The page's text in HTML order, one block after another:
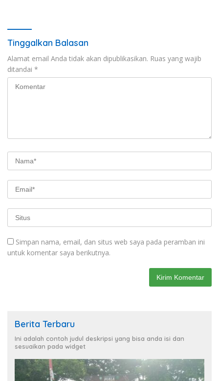
Emas 2045
Tinggalkan Balasan
Alamat email Anda tidak akan dipublikasikan. Ruas yang wajib
ditandai *
Simpan nama, email, dan situs web saya pada peramban ini
untuk komentar saya berikutnya.
Berita Terbaru
Ini adalah contoh judul deskripsi yang bisa anda isi dan
sesuaikan pada widget